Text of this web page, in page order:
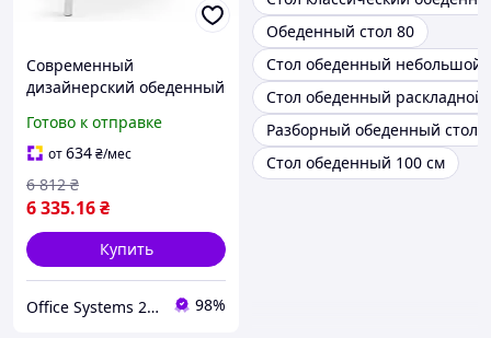
Современный
дизайнерский обеденный
белый металл/базальт в
стиле лофт Микс Мебель
Готово к отправке
от634₴/мес
6 335.16₴
6 812 ₴
Купить
Office Systems 24 - меблі для всіх! Україна! Підбираємо з любов'ю! 98%
Обеденный стол 80
Стол обеденный небольшой
Стол обеденный
Разборный обеденный стол
Стол обеденный 100 см